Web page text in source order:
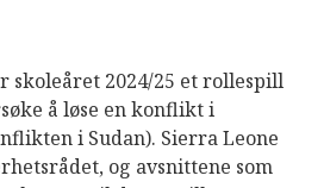
skoleåret 2024/25 et rollespill
å løse en konflikt i
i Sudan). Sierra Leone
og avsnittene som